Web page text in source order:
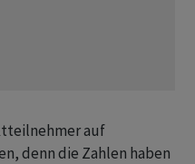
auf
denn die Zahlen haben